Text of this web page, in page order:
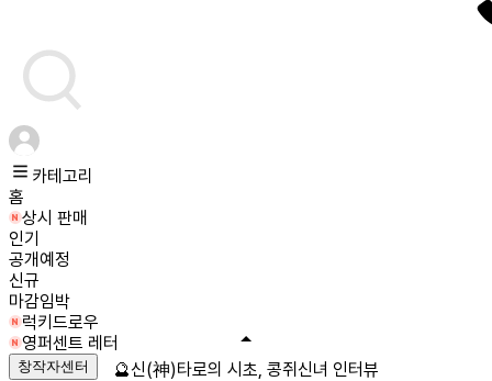
카테고리
홈
상시 판매
인기
공개예정
신규
마감임박
럭키드로우
영퍼센트 레터
창작자센터 🔮신(神)타로의 시초, 콩쥐신녀 인터뷰